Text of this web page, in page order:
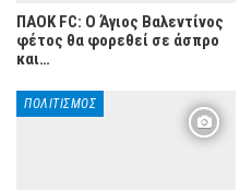
ΠΑΟΚ FC: O Άγιος Βαλεντίνος
φέτος θα φορεθεί σε άσπρο
και…
ΠΟΛΙΤΙΣΜΌΣ